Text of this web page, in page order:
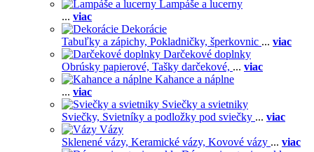
Lampáše a lucerny
... viac
Dekorácie
Tabuľky a zápichy, Pokladničky, šperkovnic ... viac
Darčekové doplnky
Obrúsky papierové, Tašky darčekové, ... viac
Kahance a náplne
... viac
Sviečky a svietniky
Sviečky, Svietníky a podložky pod sviečky ... viac
Vázy
Sklenené vázy, Keramické vázy, Kovové vázy ... viac